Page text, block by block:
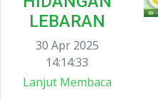
LEBARAN
30 Apr 2025
14:14:33
Lanjut Membaca